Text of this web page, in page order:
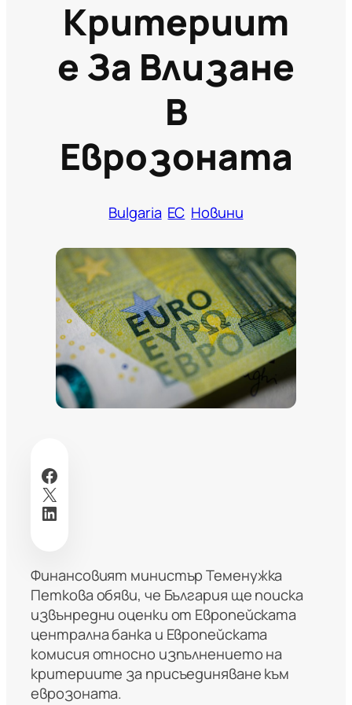
Критериит
Е За Влизане
В
Еврозоната
Bulgaria ЕС Новини
Facebook
X
LinkedIn
Финансовият министър Теменужка
Петкова обяви, че България ще поиска
извънредни оценки от Европейската
централна банка и Европейската
комисия относно изпълнението на
критериите за присъединяване към
еврозоната.